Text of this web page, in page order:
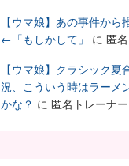
【ウマ娘】あの事件から
←「もしかして」
に 匿
【ウマ娘】クラシック夏
況、こういう時はラーメ
かな？ に 匿名トレーナー